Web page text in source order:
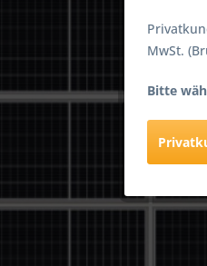
MwSt.
Bitte